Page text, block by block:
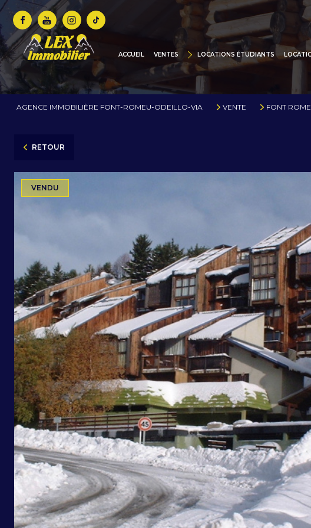
ACCUEIL VENTES
MAISONS / CHALETS
BIENS DE PRESTIGE
CHALETS NEUFS / CONSTRUCTIONS
TERRAINS
COMMERCES
LOCATIONS ÉTUDIANTS
AGENCE IMMOBILIÈRE FONT-ROMEU-ODEILLO-VIA VENTE FONT
RETOUR
VENDU